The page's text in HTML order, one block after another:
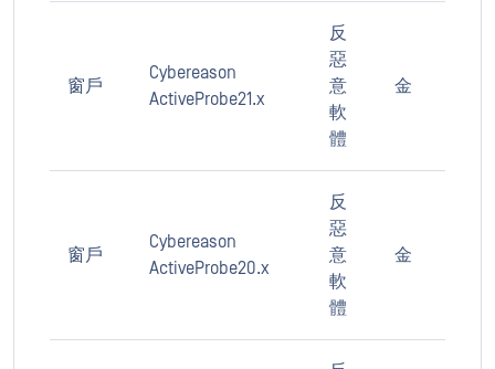
窗戶
Cybereason
ActiveProbe21.x
反
惡
意
軟
體
金
窗戶
Cybereason
ActiveProbe20.x
反
惡
意
軟
體
金